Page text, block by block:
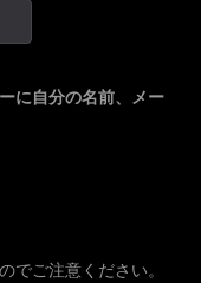
に自分の名前、メー
でご注意ください。